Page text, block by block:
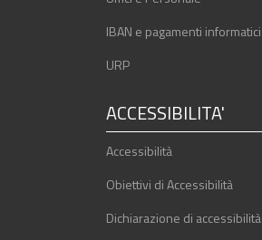
IBAN e pagamenti informatici
URP
ACCESSIBILITA'
Accessibilità
Obiettivi di Accessibilità
Dichiarazione di accessibilità